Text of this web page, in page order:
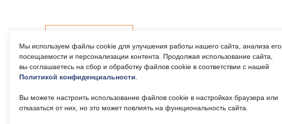
Телефон единого
8 (495) 161-00-40
Пн-Пт 9:00 —
17:30, обед 12:00
— 13:00
Мы используем файлы cookie для улучшения работы нашего сайта, анализа его
посещаемости и персонализации контента. Продолжая использование сайта,
вы соглашаетесь на сбор и обработку файлов cookie в соответствии с нашей
Политикой конфиденциальности.
Вы можете настроить использование файлов cookie в настройках браузера или
отказаться от них, но это может повлиять на функциональность сайта.